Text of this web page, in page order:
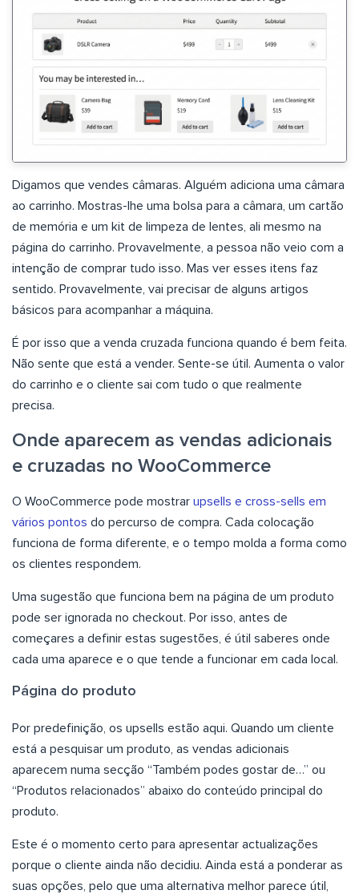
Digamos que vendes câmaras. Alguém adiciona uma câmara
ao carrinho. Mostras-lhe uma bolsa para a câmara, um cartão
de memória e um kit de limpeza de lentes, ali mesmo na
página do carrinho. Provavelmente, a pessoa não veio com a
intenção de comprar tudo isso. Mas ver esses itens faz
sentido. Provavelmente, vai precisar de alguns artigos
básicos para acompanhar a máquina.
É por isso que a venda cruzada funciona quando é bem feita.
Não sente que está a vender. Sente-se útil. Aumenta o valor
do carrinho e o cliente sai com tudo o que realmente
precisa.
Onde aparecem as vendas adicionais
e cruzadas no WooCommerce
O WooCommerce pode mostrar upsells e cross-sells em
vários pontos do percurso de compra. Cada colocação
funciona de forma diferente, e o tempo molda a forma como
os clientes respondem.
Uma sugestão que funciona bem na página de um produto
pode ser ignorada no checkout. Por isso, antes de
começares a definir estas sugestões, é útil saberes onde
cada uma aparece e o que tende a funcionar em cada local.
Página do produto
Por predefinição, os upsells estão aqui. Quando um cliente
está a pesquisar um produto, as vendas adicionais
aparecem numa secção “Também podes gostar de…” ou
“Produtos relacionados” abaixo do conteúdo principal do
produto.
Este é o momento certo para apresentar actualizações
porque o cliente ainda não decidiu. Ainda está a ponderar as
suas opções, pelo que uma alternativa melhor parece útil,